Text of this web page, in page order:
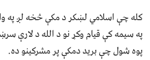
کله چې اسلامي لښکر د مکې څخه لږ په
په سيمه کې قيام وکړ نو د الله د لارې
پوه شول چې بريد دمکې پر مشرکينو ده.